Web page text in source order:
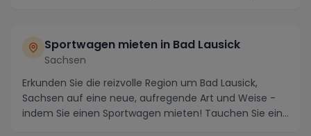
Sportwagen mieten in Bad Lausick
Sachsen
Erkunden Sie die reizvolle Region um Bad Lausick,
Sachsen auf eine neue, aufregende Art und Weise -
indem Sie einen Sportwagen mieten! Tauchen Sie ein...